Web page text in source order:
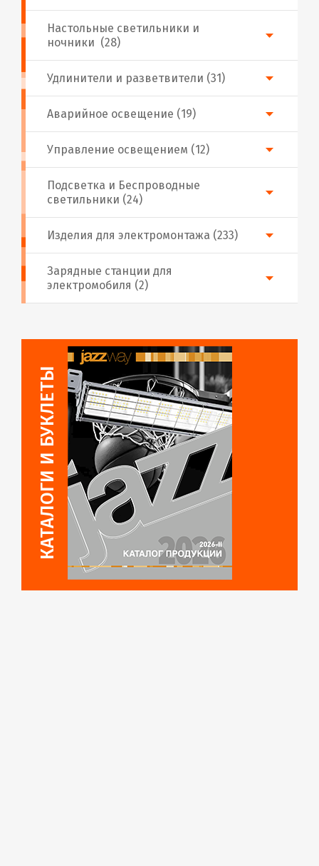
Аварийное освещение (19)
Настольные светильники и
ночники (28)
Подсветка и Беспроводные
светильники (24)
Изделия для электромонтажа (233)
Удлинители и разветвители (31)
Управление освещением (12)
Зарядные станции для
электромобиля (2)